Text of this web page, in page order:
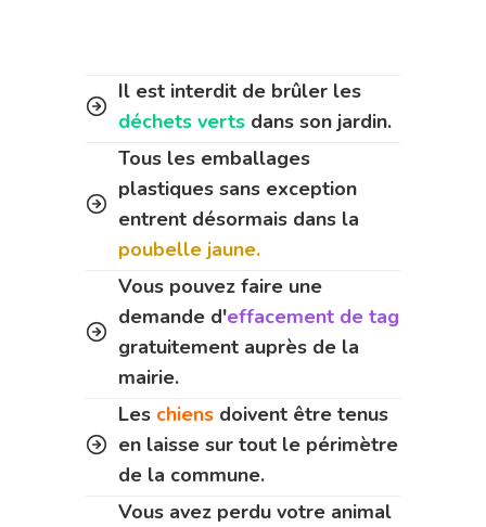
Il est interdit de brûler les
déchets verts dans son jardin.
Tous les emballages
plastiques sans exception
entrent désormais dans la
poubelle jaune.
Vous pouvez faire une
demande d'effacement de tag
gratuitement auprès de la
mairie.
Les chiens doivent être tenus
en laisse sur tout le périmètre
de la commune.
Vous avez perdu votre animal